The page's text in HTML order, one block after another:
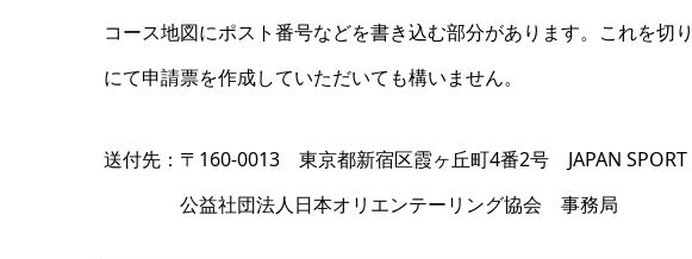
コース地図にポスト番号などを書き込む部分があります。これを切
にて申請票を作成していただいても構いません。
送付先：〒160-0013 東京都新宿区霞ヶ丘町4番2号 JAPAN
公益社団法人日本オリエンテーリング協会 事務局